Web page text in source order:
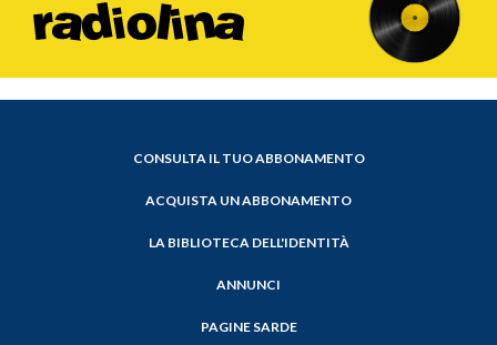
CONSULTA IL TUO ABBONAMENTO
ACQUISTA UN ABBONAMENTO
LA BIBLIOTECA DELL'IDENTITÀ
ANNUNCI
PAGINE SARDE